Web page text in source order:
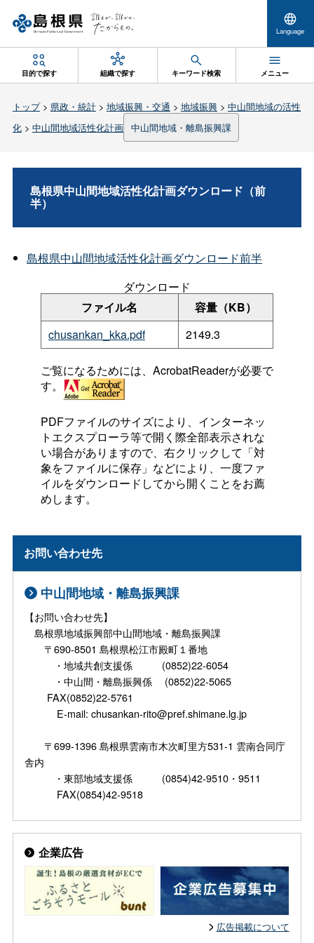
Language
目的で探す 組織で探す キーワード検索 メニュー
トップ> 県政・統計> 地域振興・交通 > 地域振興> 中山間地域の活性
化> 中山間地域活性化計画 中山間地域・離島振興課
島根県中山間地域活性化計画ダウンロード（前
半）
島根県中山間地域活性化計画ダウンロード前半
ファイル名 容量（KB）
ダウンロード
chusankan_kka.pdf 2149.3
ご覧になるためには、AcrobatReaderが必要で
す。
PDFファイルのサイズにより、インターネッ
トエクスプローラ等で開く際全部表示されな
い場合がありますので、右クリックして「対
象をファイルに保存」などにより、一度ファ
イルをダウンロードしてから開くことをお薦
めします。
お問い合わせ先
中山間地域・離島振興課
【お問い合わせ先】
島根県地域振興部中山間地域・離島振興課
〒690-8501 島根県松江市殿町１番地
・地域共創支援係 (0852)22-6054
・中山間・離島振興係 (0852)22-5065
FAX(0852)22-5761
E-mail: chusankan-rito@pref.shimane.lg.jp
〒699-1396 島根県雲南市木次町里方531-1 雲南合同庁
舎内
・東部地域支援係 (0854)42-9510・9511
FAX(0854)42-9518
企業広告
広告掲載について